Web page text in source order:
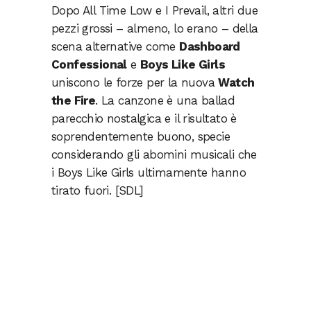
Dopo All Time Low e I Prevail, altri due
pezzi grossi – almeno, lo erano – della
scena alternative come Dashboard
Confessionale Boys Like Girls
uniscono le forze per la nuovaWatch
the Fire. La canzone è una ballad
parecchio nostalgica e il risultato è
soprendentemente buono, specie
considerando gli abomini musicali che
i Boys Like Girls ultimamente hanno
tirato fuori. [SDL]